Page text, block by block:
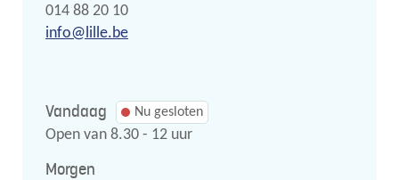
Tel.
014 88 20 10
E-
info@ lille.be
Vandaag Nu gesloten
Open van 8.30 - 12 uur
Morgen